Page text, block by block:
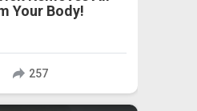
Your Body!
257